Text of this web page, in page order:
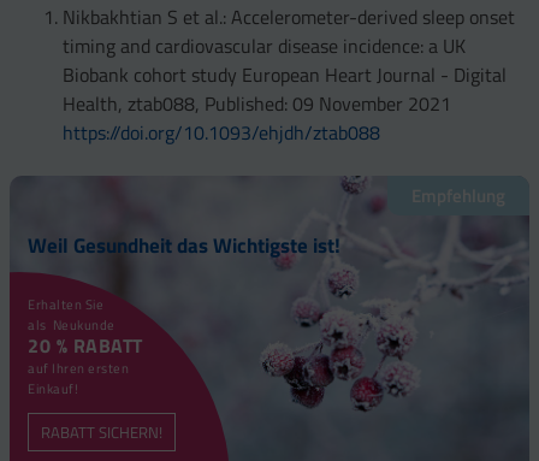
Nikbakhtian S et al.: Accelerometer-derived sleep onset
timing and cardiovascular disease incidence: a UK
Biobank cohort study European Heart Journal - Digital
Health, ztab088, Published: 09 November 2021
https://doi.org/10.1093/ehjdh/ztab088
Empfehlung
Weil Gesundheit das Wichtigste ist!
Erhalten Sie
als Neukunde
20 % RABATT
auf Ihren ersten
Einkauf!
RABATT SICHERN!